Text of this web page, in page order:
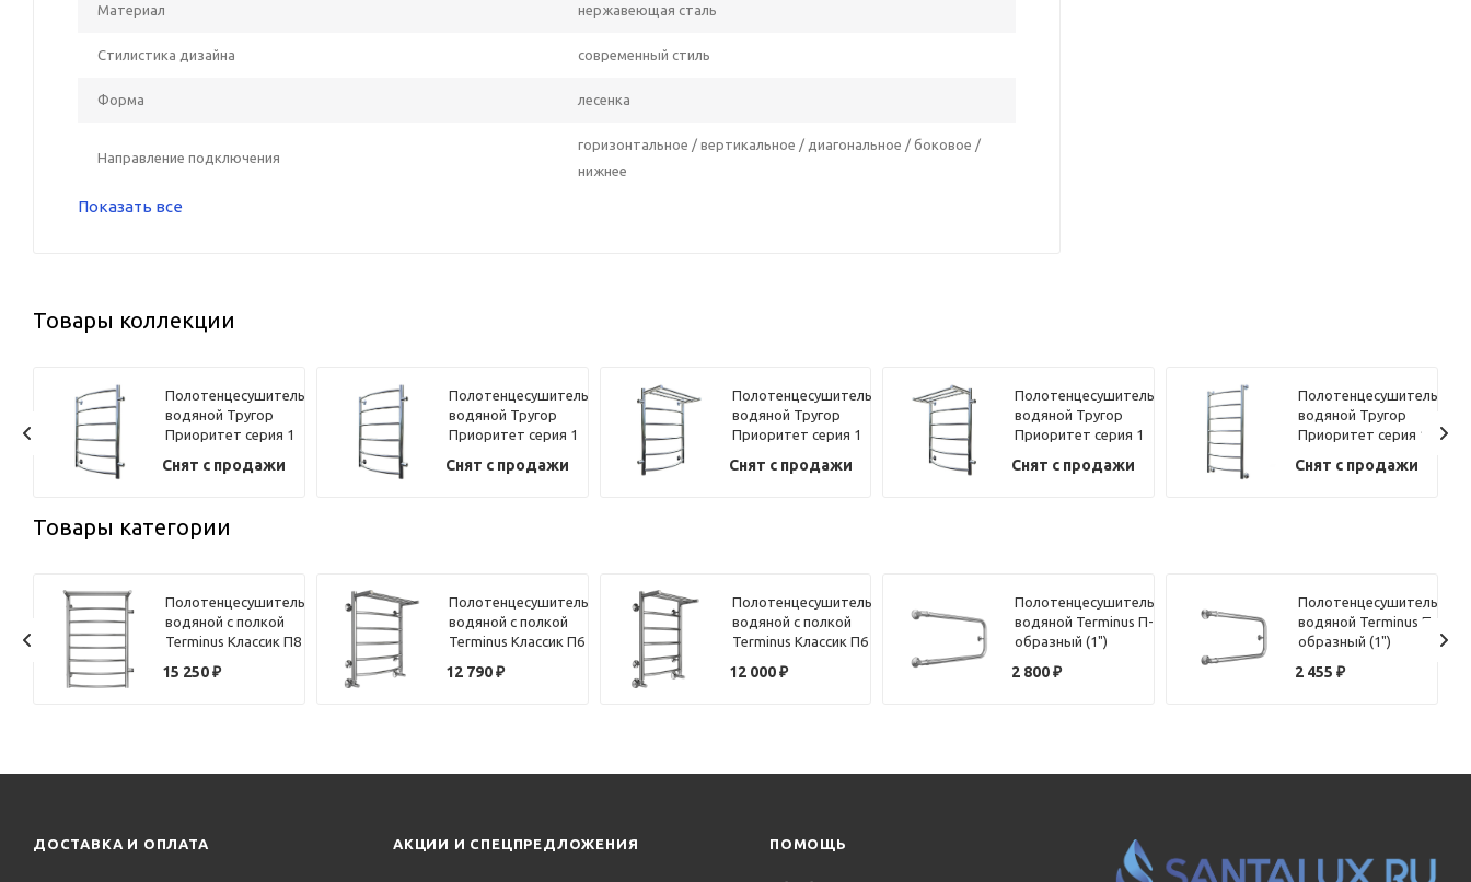
Материал нержавеющая сталь
Стилистика дизайна современный стиль
Форма лесенка
Направление подключения
горизонтальное / вертикальное / диагональное / боковое /
нижнее
Показать все
Товары коллекции
Полотенцесушитель
водяной Тругор
Приоритет серия 1
Снят с продажи
Полотенцесушитель
водяной Тругор
Приоритет серия 1
Снят с продажи
Полотенцесушитель
водяной Тругор
Приоритет серия 1
полкой,
Снят с продажи
Полотенцесушитель
водяной Тругор
Приоритет серия 1
полкой,
Снят с продажи
Полотенцесушитель
водяной Тругор
Приоритет серия 1
Снят с продажи
Товары категории
Полотенцесушитель
водяной с полкой
Terminus Классик П8
15 250₽
Полотенцесушитель
водяной с полкой
Terminus Классик П6
12 790₽
Полотенцесушитель
водяной с полкой
Terminus Классик П6
12 000₽
Полотенцесушитель
водяной Terminus П-
образный (1")
2 800₽
Полотенцесушитель
водяной Terminus П-
образный (1")
2 455 ₽
ДОСТАВКА И ОПЛАТА АКЦИИ И СПЕЦПРЕДЛОЖЕНИЯ ПОМОЩЬ